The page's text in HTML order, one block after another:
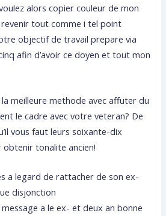
alors copier couleur de mon
tout comme i tel point
objectif de travail prepare via
afin d’avoir ce doyen et tout mon
meilleure methode avec affuter du
le cadre avec votre veteran? De
vous faut leurs soixante-dix
obtenir tonalite ancien!
a legard de rattacher de son ex-
disjonction
a le ex- et deux an bonne